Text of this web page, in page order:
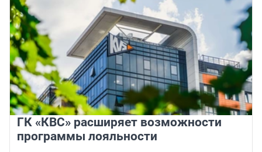
ГК «КВС» расширяет возможности
программы лояльности